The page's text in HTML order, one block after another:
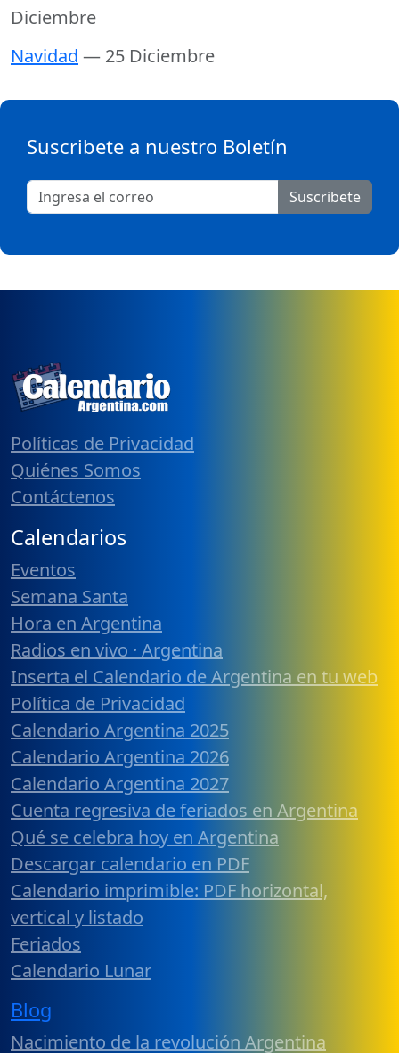
Diciembre
Navidad — 25 Diciembre
Suscribete a nuestro Boletín
Suscribete
Políticas de Privacidad
Quiénes Somos
Contáctenos
Calendarios
Eventos
Semana Santa
Hora en Argentina
Radios en vivo · Argentina
Inserta el Calendario de Argentina en tu web
Política de Privacidad
Calendario Argentina 2025
Calendario Argentina 2026
Calendario Argentina 2027
Cuenta regresiva de feriados en Argentina
Qué se celebra hoy en Argentina
Descargar calendario en PDF
Calendario imprimible: PDF horizontal,
vertical y listado
Feriados
Calendario Lunar
Blog
Nacimiento de la revolución Argentina